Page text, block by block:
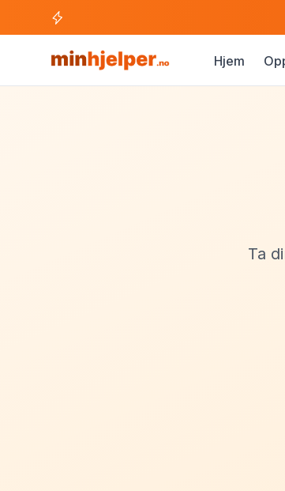
Hjem
Ta